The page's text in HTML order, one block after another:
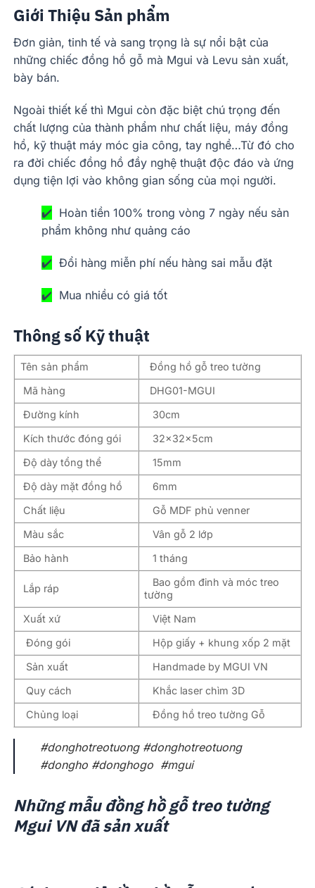
Giới Thiệu Sản phẩm
Đơn giản, tinh tế và sang trọng là sự nổi bật của
những chiếc đồng hồ gỗ mà Mgui và Levu sản xuất,
bày bán.
Ngoài thiết kế thì Mgui còn đặc biệt chú trọng đến
chất lượng của thành phẩm như chất liệu, máy đồng
hồ, kỹ thuật máy móc gia công, tay nghề…Từ đó cho
ra đời chiếc đồng hồ đầy nghệ thuật độc đáo và ứng
dụng tiện lợi vào không gian sống của mọi người.
✔️ Hoàn tiền 100% trong vòng 7 ngày nếu sản
phẩm không như quảng cáo
✔️ Đổi hàng miễn phí nếu hàng sai mẫu đặt
✔️ Mua nhiều có giá tốt
Thông số Kỹ thuật
Tên sản phẩm
Đồng hồ gỗ treo tường
Mã hàng
DHG01-MGUI
Đường kính
30cm
Kích thước đóng gói
32x32x5cm
Độ dày tổng thể
15mm
Độ dày mặt đồng hồ
6mm
Chất liệu
Gỗ MDF phủ venner
Màu sắc
Vân gỗ 2 lớp
Bảo hành
1 tháng
Lắp ráp
Bao gồm đinh và móc treo
tường
Xuất xứ
Việt Nam
Đóng gói
Hộp giấy + khung xốp 2 mặt
Sản xuất
Handmade by MGUI VN
Quy cách
Khắc laser chìm 3D
Chủng loại
Đồng hồ treo tường Gỗ
#donghotreotuong #donghotreotuong
#dongho #donghogo #mgui
Những mẫu đồng hồ gỗ treo tường
Mgui VN đã sản xuất